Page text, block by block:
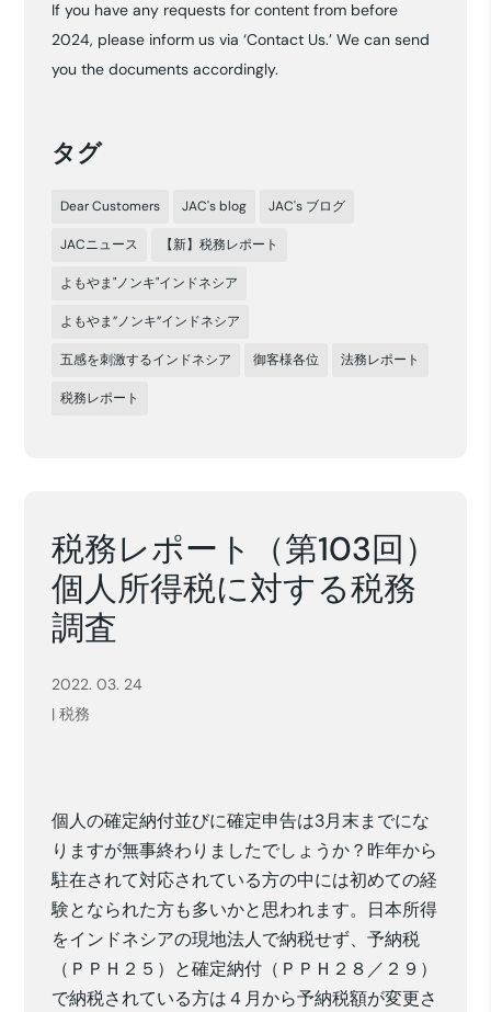
イ
ブ
If you have any requests for content from before
2024, please inform us via ‘Contact Us.’ We can send
you the documents accordingly.
タグ
Dear Customers JAC's blog JAC's ブログ
JACニュース 【新】税務レポート
よもやま"ノンキ"インドネシア
よもやま”ノンキ”インドネシア
五感を刺激するインドネシア 御客様各位 法務レポート
税務レポート
税務レポート（第103回）
個人所得税に対する税務
調査
2022. 03. 24
|税務
個人の確定納付並びに確定申告は3月末までにな
りますが無事終わりましたでしょうか？昨年から
駐在されて対応されている方の中には初めての経
験となられた方も多いかと思われます。日本所得
をインドネシアの現地法人で納税せず、予納税
（ＰＰＨ２５）と確定納付（ＰＰＨ２８／２９）
で納税されている方は４月から予納税額が変更さ